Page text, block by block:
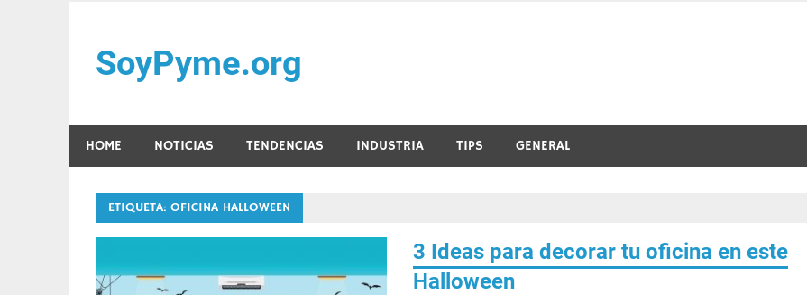
contenido
SoyPyme.org
HOME NOTICIAS TENDENCIAS INDUSTRIA TIPS GENERAL
ETIQUETA: OFICINA HALLOWEEN
3 Ideas para decorar tu oficina en este
Halloween